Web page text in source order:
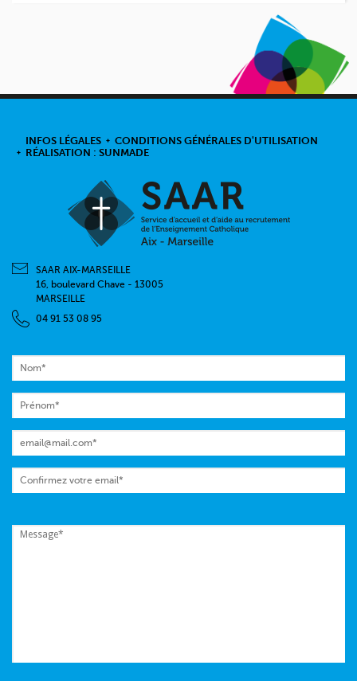
INFOS LÉGALES
CONDITIONS GÉNÉRALES D'UTILISATION
RÉALISATION : SUNMADE
SAAR AIX-MARSEILLE
16, boulevard Chave - 13005
MARSEILLE
04 91 53 08 95
Nom*
Prénom*
Email*
Confirmez votre email*
Message